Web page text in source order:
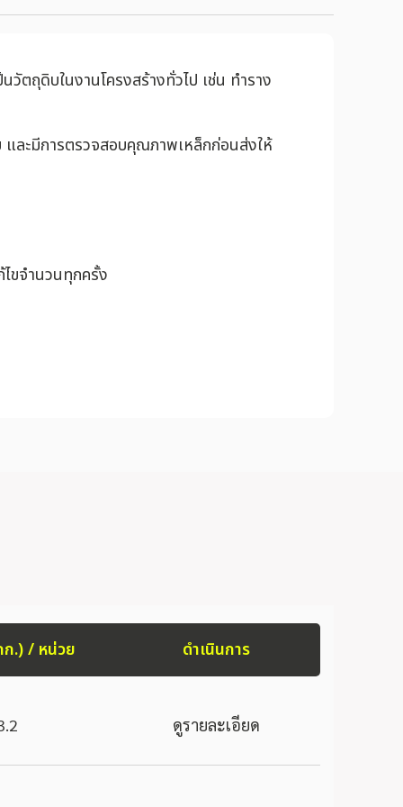
ตถุดิบในงานโครงสร้างทั่วไป เช่น ทำราง
ละมีการตรวจสอบคุณภาพเหล็กก่อนส่งให้
ขจำนวนทุกครั้ง
.) / หน่วย ดำเนินการ
ดูรายละเอียด